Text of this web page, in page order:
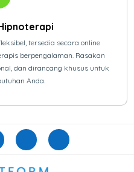
tersedia secara online
berpengalaman. Rasakan
dan dirancang khusus untuk
Anda.